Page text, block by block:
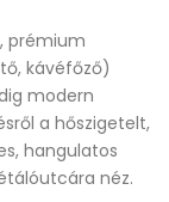
prémium
kávéfőző)
modern
a hőszigetelt,
hangulatos
néz.